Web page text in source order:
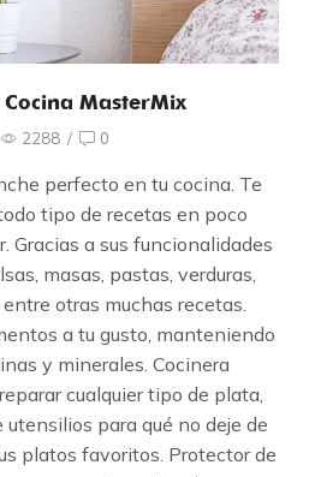
Cocina MasterMix
2288 / 0
perfecto en tu cocina. Te
tipo de recetas en poco
Gracias a sus funcionalidades
masas, pastas, verduras,
otras muchas recetas.
a tu gusto, manteniendo
y minerales. Cocinera
cualquier tipo de plata,
para qué no deje de
platos favoritos. Protector de